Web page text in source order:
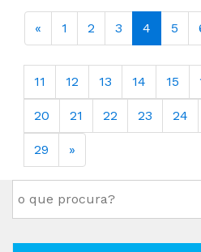
« 1 2 3 4 5
11 12 13 14 15
20 21 22 23 24
29 »